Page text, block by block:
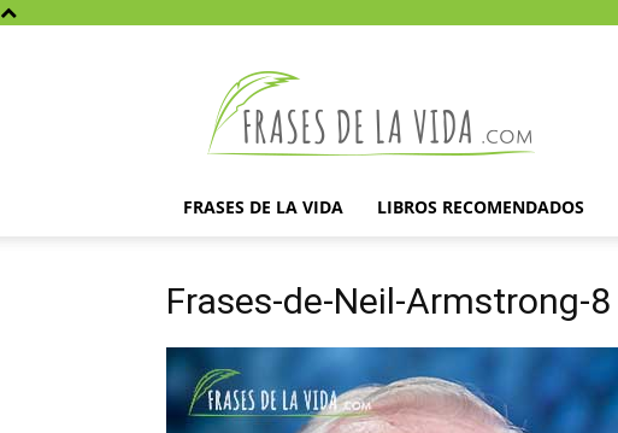
la
vida
FRASES DE LA VIDA LIBROS RECOMENDADOS
Frases-de-Neil-Armstrong-8